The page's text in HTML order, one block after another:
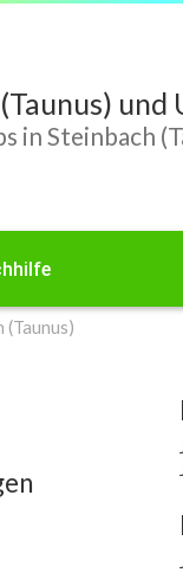
und
in Steinbach
(Taunus)